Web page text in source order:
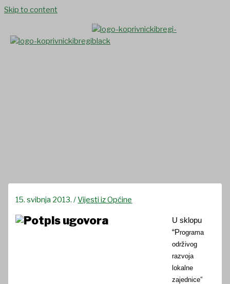
Skip to content
15. svibnja 2013./Vijesti iz Općine
U sklopu
“Programa
održivog
razvoja
lokalne
zajednice”